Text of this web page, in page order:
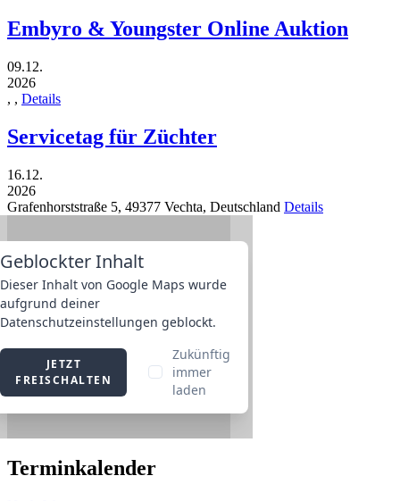
Embyro & Youngster Online Auktion
09.12.
2026
, , Details
Servicetag für Züchter
16.12.
2026
Grafenhorststraße 5, 49377 Vechta, Deutschland Details
Terminkalender